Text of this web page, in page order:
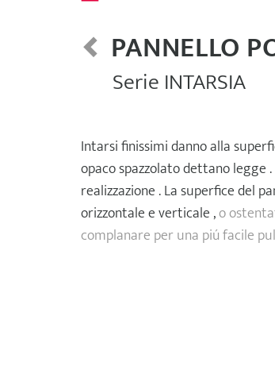
PANNELLO
Serie INTARSIA
Intarsi finissimi danno alla
opaco spazzolato dettano legge
realizzazione . La superfice del
orizzontale e verticale ,o
complanare per una piú facile